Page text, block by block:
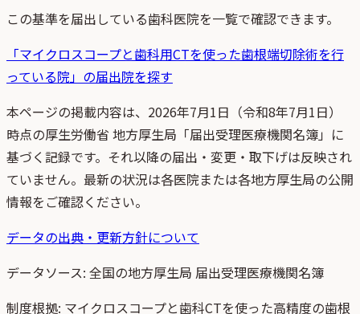
この基準を届出している歯科医院を一覧で確認できます。
「マイクロスコープと歯科用CTを使った歯根端切除術を行
っている院 」の届出院を探す
本ページの掲載内容は、 2026年7月1日 （令和8年7月1日）
時点の厚生労働省 地方厚生局「届出受理医療機関名簿」 に
基づく記録です。それ以降の届出・変更・取下げは反映され
ていません。最新の状況は各医院または各地方厚生局の公開
情報をご確認ください。
データの出典・更新方針について
データソース: 全国の地方厚生局 届出受理医療機関名簿
制度根拠: マイクロスコープと歯科CTを使った高精度の歯根